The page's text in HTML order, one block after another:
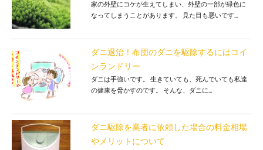
家の外壁にコケが生えてしまい、外壁の一部が緑色に
なってしまうことがあります。 見た目も悪いです...
ダニ退治！布団のダニを駆除するにはコイ
ンランドリー
ダニは手強いです。 生きていても、死んでいても私達
の健康を脅かすのです。 そんな、ダニに...
ダニ駆除を業者に依頼した場合の料金相場
やメリットについて